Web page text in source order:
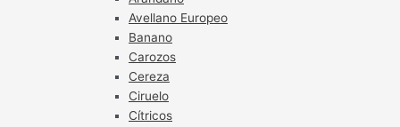
Avellano Europeo
Banano
Carozos
Cereza
Ciruelo
Cítricos